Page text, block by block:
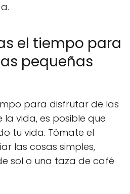
el tiempo para
pequeñas
para disfrutar de las
vida, es posible que
tu vida. Tómate el
las cosas simples,
sol o una taza de café